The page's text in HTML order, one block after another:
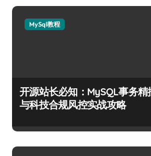
MySql教程
开源站长必知：MySQL事务精
与科技合规风控实战攻略